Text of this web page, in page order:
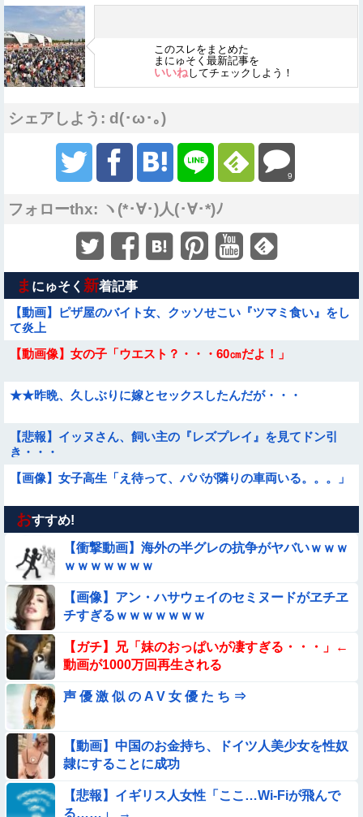
このスレをまとめた
まにゅそく最新記事を
いいねしてチェックしよう！
シェアしよう: d(･ω･｡)
9
フォローthx: ヽ(*･∀･)人(･∀･*)ﾉ
ま にゅそく 新着記事
【動画】ピザ屋のバイト女、クッソせこい『ツマミ食い』をし
て炎上
【動画像】女の子「ウエスト？・・・60㎝だよ！」
★★昨晩、久しぶりに嫁とセックスしたんだが・・・
【悲報】イッヌさん、飼い主の『レズプレイ』を見てドン引
き・・・
【画像】女子高生「え待って、パパが隣りの車両いる。。。」
【動画】アンドロイドみたいな女子小学生が発見される
★★同格のように語られてるけど実際は『雲泥の差』があるも
のと言えば？
【動画】野犬の群れに襲われた男性、とんでもない方法で制圧
するｗｗｗｗｗｗｗ
【動画】力士さん、ボクサーをボコってしまう
【動画】白人「日本で一番美味い食べ物はこれな、試してみ
ろ！飛ぶぞ」
【動画】こういう貧乳の陰女と付き合えますかｗｗｗｗｗｗｗ
【動画】デブの喧嘩 ガチでヤバい……
【動画】小池栄子似のGカップ女子高生「知らないオジさんに
おすすめ!
【衝撃動画】海外の半グレの抗争がヤバいｗｗｗ
ｗｗｗｗｗｗｗ
【画像】アン・ハサウェイのセミヌードがヱチヱ
チすぎるｗｗｗｗｗｗｗ
【ガチ】兄「妹のおっぱいが凄すぎる・・・」←
動画が1000万回再生される
声 優 激 似 の A V 女 優 た ち ⇒
【動画】中国のお金持ち、ドイツ人美少女を性奴
隷にすることに成功
【悲報】イギリス人女性「ここ…Wi-Fiが飛んで
る……」 →